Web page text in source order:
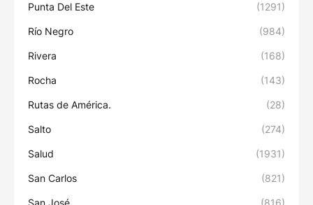
Punta Del Este (1291)
Río Negro (984)
Rivera (168)
Rocha (143)
Rutas de América. (28)
Salto (274)
Salud (1931)
San Carlos (821)